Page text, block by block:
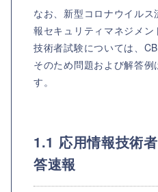
なお、新型コロナウイル
報セキュリティマネジメ
技術者試験については、
そのため問題および解答例
す。
1.1 応用情報技術
答速報